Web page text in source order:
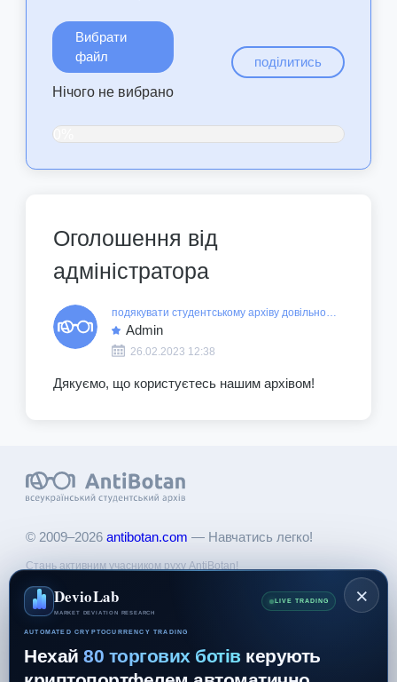
Вибрати
файл
Нічого не вибрано
поділитись
0%
Оголошення від
адміністратора
подякувати студентському архіву довільною сумою
Admin
26.02.2023 12:38
Дякуємо, що користуєтесь нашим архівом!
© 2009–2026 antibotan.com — Навчатись легко!
Стань активним учасником руху AntiBotan!
користуванні архівом!
Головна
Інформація
×
DevioLab
MARKET DEVIATION RESEARCH
LIVE TRADING
AUTOMATED CRYPTOCURRENCY TRADING
Нехай 80 торгових ботів керують